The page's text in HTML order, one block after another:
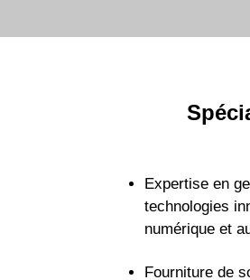
Expertise en
technologies
numérique et
Fourniture de